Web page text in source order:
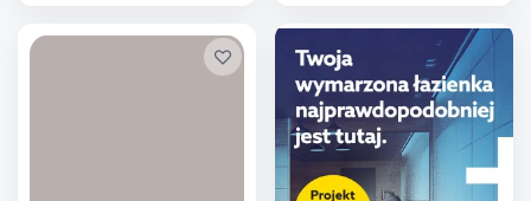
Dodaj do
porównania